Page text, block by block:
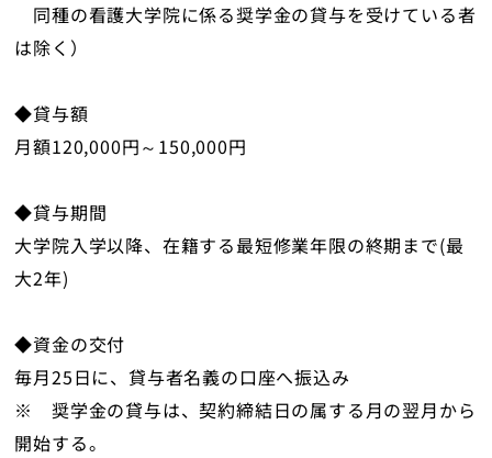
同種の看護大学院に係る奨学金の貸与を受けている者
は除く）
◆貸与額
月額120,000円～150,000円
◆貸与期間
大学院入学以降、在籍する最短修業年限の終期まで(最
大2年)
◆資金の交付
毎月25日に、貸与者名義の口座へ振込み
※ 奨学金の貸与は、契約締結日の属する月の翌月から
開始する。